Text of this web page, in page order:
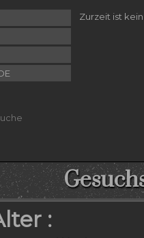
Zurzeit ist
: